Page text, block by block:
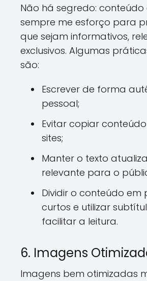
Não há segredo: conteúdo
sempre me esforço para
que sejam informativos,
exclusivos. Algumas
são:
Escrever de forma
pessoal;
Evitar copiar
sites;
Manter o texto
relevante para o
Dividir o conteúdo
curtos e utilizar
facilitar a leitura.
6. Imagens
Imagens bem otimizadas